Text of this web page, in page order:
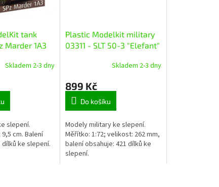
tank
Marder 1A3
Skladem 2-3 dny
slepení.
cm. Balení
dílků ke slepení.
Plastic Modelkit military
03311 - SLT 50-3 "Elefant"
Skladem 2-3 dny
899 Kč
Do košíku
Modely military ke slepení.
Měřítko: 1:72; velikost: 262 mm,
balení obsahuje: 421 dílků ke
slepení.